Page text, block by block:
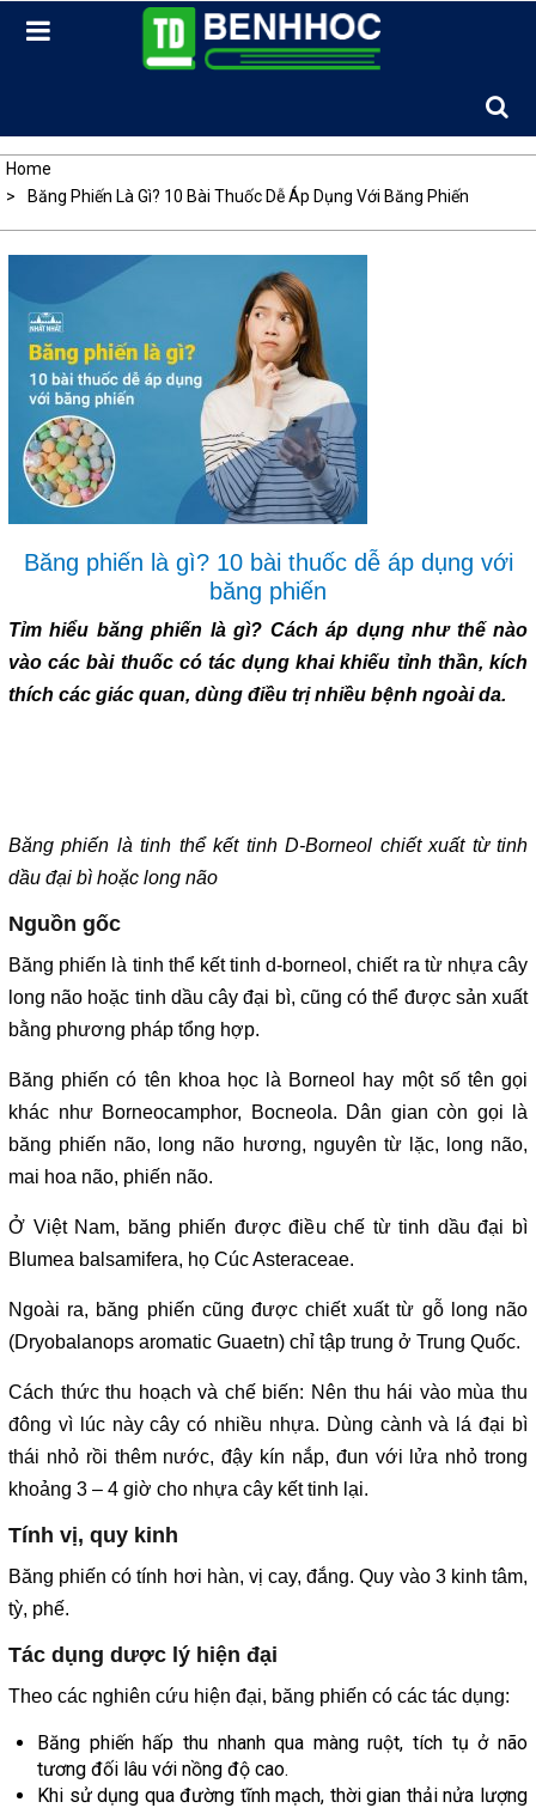
Skip
Home
Băng Phiến Là Gì? 10 Bài Thuốc Dễ Áp Dụng Với Băng Phiến
Băng phiến là gì? 10 bài thuốc dễ áp dụng với
băng phiến
Tỉm hiểu băng phiến là gì? Cách áp dụng như thế nào
vào các bài thuốc có tác dụng khai khiếu tỉnh thần, kích
thích các giác quan, dùng điều trị nhiều bệnh ngoài da.
Băng phiến là tinh thể kết tinh D-Borneol chiết xuất từ tinh
dầu đại bì hoặc long não
Nguồn gốc
Băng phiến là tinh thể kết tinh d-borneol, chiết ra từ nhựa cây
long não hoặc tinh dầu cây đại bì, cũng có thể được sản xuất
bằng phương pháp tổng hợp.
Băng phiến có tên khoa học là Borneol hay một số tên gọi
khác như Borneocamphor, Bocneola. Dân gian còn gọi là
băng phiến não, long não hương, nguyên từ lặc, long não,
mai hoa não, phiến não.
Ở Việt Nam, băng phiến được điều chế từ tinh dầu đại bì
Blumea balsamifera, họ Cúc Asteraceae.
Ngoài ra, băng phiến cũng được chiết xuất từ gỗ long não
(Dryobalanops aromatic Guaetn) chỉ tập trung ở Trung Quốc.
Cách thức thu hoạch và chế biến: Nên thu hái vào mùa thu
đông vì lúc này cây có nhiều nhựa. Dùng cành và lá đại bì
thái nhỏ rồi thêm nước, đậy kín nắp, đun với lửa nhỏ trong
khoảng 3 – 4 giờ cho nhựa cây kết tinh lại.
Tính vị, quy kinh
Băng phiến có tính hơi hàn, vị cay, đắng. Quy vào 3 kinh tâm,
tỳ, phế.
Tác dụng dược lý hiện đại
Theo các nghiên cứu hiện đại, băng phiến có các tác dụng:
Băng phiến hấp thu nhanh qua màng ruột, tích tụ ở não
tương đối lâu với nồng độ cao.
Khi sử dụng qua đường tĩnh mạch, thời gian thải nửa lượng